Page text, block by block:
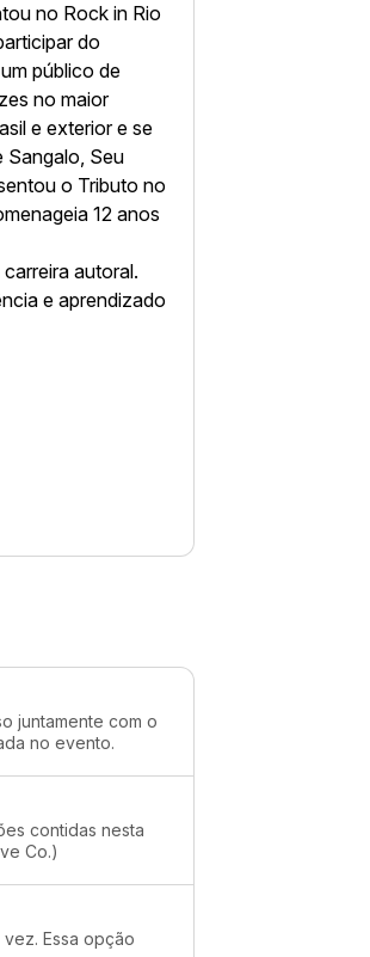
no Rock in Rio
do
público de
no maior
e exterior e se
Sangalo, Seu
o Tributo no
12 anos
autoral.
e aprendizado
juntamente com o
no evento.
contidas nesta
Co.)
Essa opção